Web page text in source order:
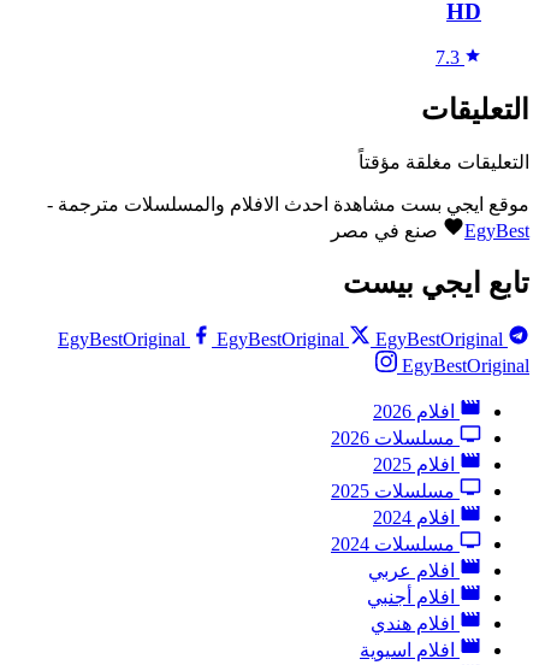
HD
7.3
التعليقات
التعليقات مغلقة مؤقتاً
موقع ايجي بست مشاهدة احدث الافلام والمسلسلات مترجمة -
EgyBest
صنع في مصر
تابع ايجي بيست
EgyBestOriginal EgyBestOriginal
EgyBestOriginal
EgyBestOriginal
افلام 2026
مسلسلات 2026
افلام 2025
مسلسلات 2025
افلام 2024
مسلسلات 2024
افلام عربي
افلام أجنبي
افلام هندي
افلام اسيوية